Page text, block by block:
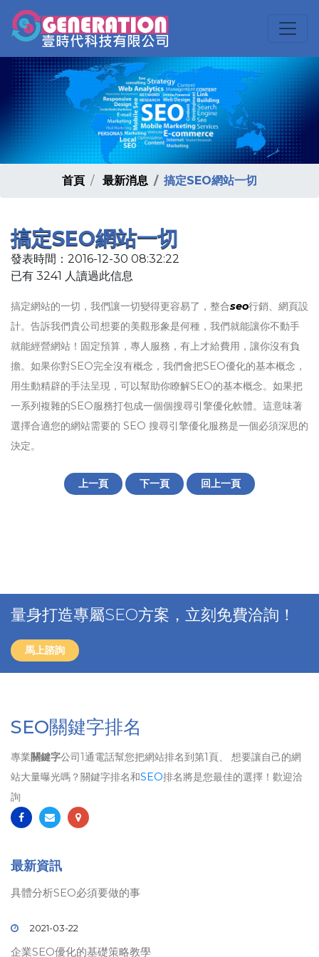
首頁 最新消息 搞定SEO網站一切
搞定SEO網站一切
發表時間：2016-12-30 08:32:22
已有 3241 人讀過此信息
搞定網站的一切，我們讓一切變得更容易了，整合seo行銷、網頁設
計。告訴我們貴公司想要的美觀形象是何種，我們就能讓你不動手
就能經營網站！固定預算，專人服務，有上才給費用，讓你沒有負
擔。如果你對SEO完全沒有概念，我們會把SEO優化的基本概念，
用生動精辟的手法呈現，可以幫助你瞭解SEO的基本概念。如果把
一系列複雜的SEO服務打包成一個個搜尋引擎優化軟體。這意味著
選擇合適您的網站需要的 SEO 搜尋引擎優化服務是一個必須深思的
決定。
上一頁 下一頁 回上一頁
量身打造專屬SEO方案，立刻免費洽詢！
馬上諮詢
SEO關鍵字排名
專業關鍵字公司1通電話幫您把網站排名到第1頁、 想要讓自己的網
站大量曝光嗎？關鍵字排名和SEO排名將是您最佳的選擇！歡迎洽
詢
最新資訊
具體分析SEO必須要做的事
2021-03-22
企業SEO優化的基礎策略教學